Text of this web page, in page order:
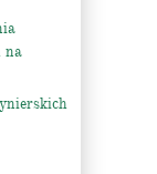
na